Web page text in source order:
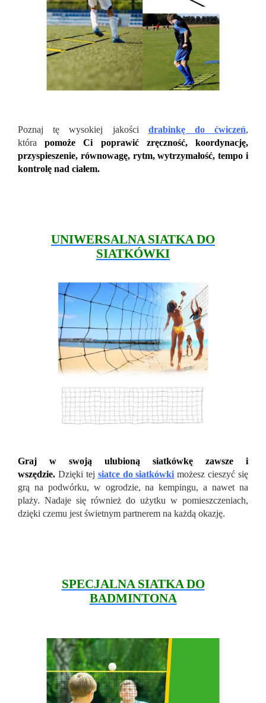
Poznaj tę wysokiej jakości drabinkę do ćwiczeń,
która
pomoże Ci poprawić zręczność, koordynację,
przyspieszenie, równowagę, rytm, wytrzymałość, tempo i
kontrolę nad ciałem.
UNIWERSALNA SIATKA DO
SIATKÓWKI
Graj w swoją ulubioną siatkówkę zawsze i
wszędzie. Dzięki tej siatce do siatkówki możesz cieszyć się
grą na podwórku, w ogrodzie, na kempingu, a nawet na
plaży. Nadaje się również do użytku w pomieszczeniach,
dzięki czemu jest świetnym partnerem na każdą okazję.
SPECJALNA SIATKA DO
BADMINTONA